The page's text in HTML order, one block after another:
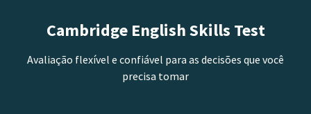
Cambridge English Skills Test
Avaliação flexível e confiável para as decisões que você
precisa tomar